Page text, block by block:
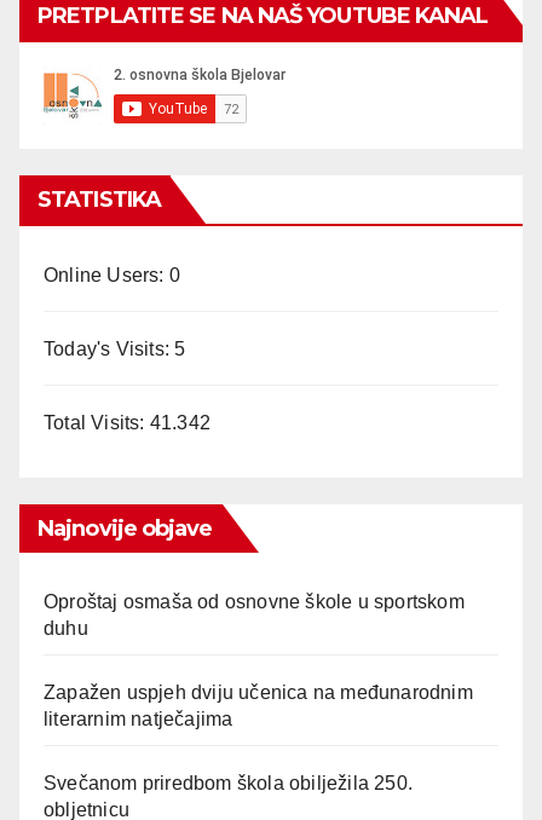
PRETPLATITE SE NA NAŠ YOUTUBE KANAL
STATISTIKA
Online Users: 0
Today's Visits:5
Total Visits: 41.342
Najnovije objave
Oproštaj osmaša od osnovne škole u sportskom
duhu
Zapažen uspjeh dviju učenica na međunarodnim
literarnim natječajima
Svečanom priredbom škola obilježila 250.
obljetnicu